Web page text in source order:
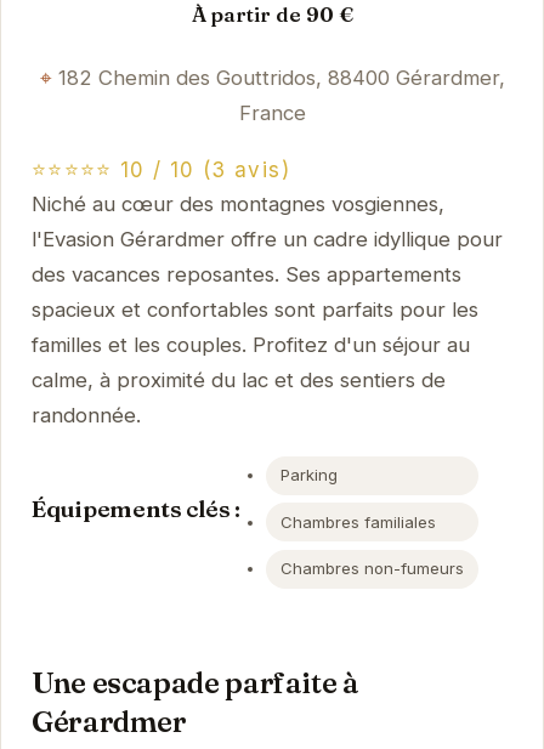
À partir de 90 €
182 Chemin des Gouttridos, 88400 Gérardmer,
France
⭐⭐⭐⭐⭐ 10 / 10 (3 avis)
Niché au cœur des montagnes vosgiennes,
l'Evasion Gérardmer offre un cadre idyllique pour
des vacances reposantes. Ses appartements
spacieux et confortables sont parfaits pour les
familles et les couples. Profitez d'un séjour au
calme, à proximité du lac et des sentiers de
randonnée.
Équipements clés :
Parking
Chambres familiales
Chambres non-fumeurs
Une escapade parfaite à
Gérardmer